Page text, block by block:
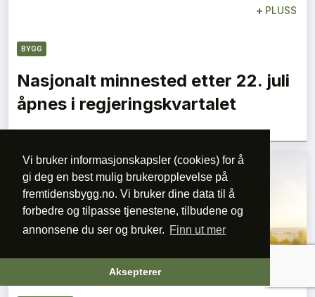
Vi bruker informasjonskapsler (cookies) for å
gi deg en best mulig brukeropplevelse på
fremtidensbygg.no. Vi bruker dine data til å
forbedre og tilpasse tjenestene, tilbudene og
annonsene du ser og bruker. Finn ut mer
Aksepterer
+ PLUSS
BYGG
Nasjonalt minnested etter 22. juli
åpnes i regjeringskvartalet